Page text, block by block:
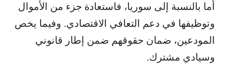
أما بالنسبة إلى سوريا، فاستعادة جزء من الأموال
وتوظيفها في دعم التعافي الاقتصادي. وفيما يخص
المودعين، ضمان حقوقهم ضمن إطار قانوني
وسيادي مشترك.